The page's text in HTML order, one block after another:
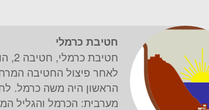
חטיבת כרמלי
לאחר פיצול החטיבה
הראשון היה משה כרמל.
מערבית: הכרמל והגליל